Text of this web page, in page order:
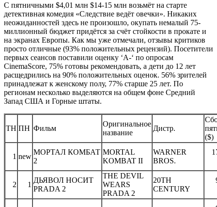
C пятничными $4,01 млн $14-15 млн возьмёт на старте
детективная комедия «Следствие ведёт овечки». Никаких
неожиданностей здесь не произошло, окупать немалый 75-
миллионный бюджет придётся за счёт стойкости в прокате и
на экранах Европы. Как мы уже отмечали, отзывы критиков
просто отличные (93% положительных рецензий). Посетители
первых сеансов поставили оценку ‘A-‘ по опросам
CinemaScore, 75% готовы рекомендовать, а дети до 12 лет
расщедрились на 90% положительных оценок. 56% зрителей
принадлежат к женскому полу, 77% старше 25 лет. По
регионам несколько выделяются на общем фоне Средний
Запад США и Горные штаты.
ТН ПН Фильм
Оригинальное
название
Дистр.
($)
1 new
МОРТАЛ КОМБАТ
2
MORTAL
KOMBAT II
WARNER
BROS.
2 1
ДЬЯВОЛ НОСИТ
PRADA 2
THE DEVIL
WEARS
PRADA 2
20TH
CENTURY